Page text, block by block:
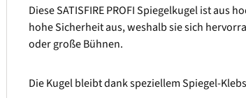
Diese SATISFIRE PROFI Spiegelkugel ist
hohe Sicherheit aus, weshalb sie sich
oder große Bühnen.
Die Kugel bleibt dank speziellem Spiegel-